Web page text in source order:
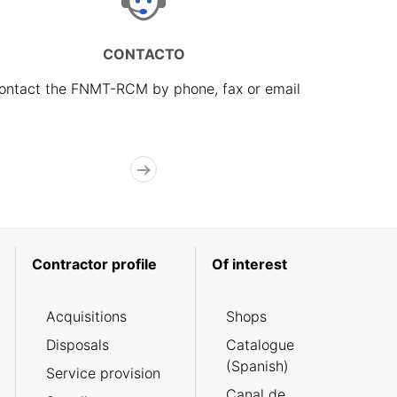
CONTACTO
the FNMT-RCM by phone, fax or email
Contractor profile
Acquisitions
Disposals
Service provision
Of interest
Shops
Catalogue
(Spanish)